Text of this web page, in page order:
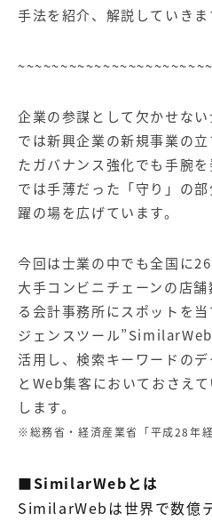
手法を紹介、解説していきま
企業の参謀として欠かせな
では新興企業の新規事業の
たガバナンス強化でも手腕
では手薄だった「守り」の
躍の場を広げています。
今回は士業の中でも全国に
大手コンビニチェーンの店
る会計事務所にスポットを
ジェンスツール
活用し、検索キーワードの
とWeb集客においておさえ
します。
※総務省・経済産業省「平成28年
■SimilarWebとは
SimilarWebは世界で数億